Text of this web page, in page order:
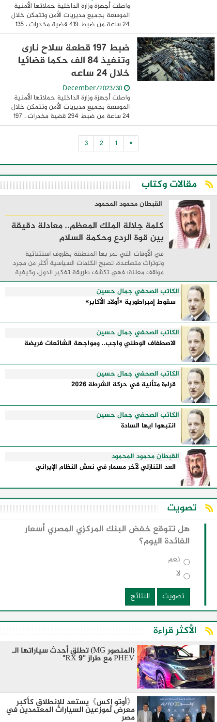
واصلت أجهزة وزارة الداخلية حملاتها الأمنية
الموسعة بجميع مديريات الأمن وتتمكن خلال
24 ساعة من ضبط 419 قضية مخدرات ، 135
قطعة سلاح نارى ، وتنفيذ 58187حكم قضائى
متنوع يأتي ذلك فى إطار مواصلة الحملات ...
ضبط 197 قطعة سلاح نارى
وتنفيذ 84 الف حكما قضائيا
خلال 24 ساعه
واصلت أجهزة وزارة الداخلية حملاتها الأمنية
الموسعة بجميع مديريات الأمن وتتمكن خلال
24 ساعة من ضبط 294 قضية مخدرات ، 197
قطعة سلاح نارى ، وتنفيذ 84374 حكم
قضائى متنوع يأتي ذلك فى إطار مواصلة ...
«
1
2
3
مقالات وكتاب
القبطان محمود المحمود
كلمة جلالة الملك المعظم.. معادلة دقيقة
بين قوة الردع وحكمة السلام
في الأوقات التي تمر بها المنطقة بظروف استثنائية
وتوترات متصاعدة، تصبح الكلمات السياسية أكثر من مجرد
مواقف معلنة؛ فهي تكشف طريقة تفكير الدول، وكيفية
إدارتها للأزمات، والحدود التي تفصل بين القوة ...
الكاتب الصحفي جمال حسين
سقوط إمبراطورية «أولاد الأكابر»
الكاتب الصحفي جمال حسين
الاصطفاف الوطني واجب.. ومواجهة الشائعات فريضة
الكاتب الصحفي جمال حسين
قراءة متأنية في حركة الشرطة 2026
الكاتب الصحفي جمال حسين
انتبهوا ايها السادة
القبطان محمود المحمود
العد التنازلي لآخر مسمار في نعش النظام الإيراني
تصويت
هل تتوقع خفض البنك المركزي المصري أسعار
الفائدة اليوم؟
نعم
لا
تصويت
النتائج
الأكثر قراءة
(المنصور MG) تطلق أحدث سياراتها الـ
PHEV مع طراز "RX 9"
《أوتو إكس》يستعد للإنطلاق كأكبر
معرض لموزعين السيارات المعتمدين في
مصر